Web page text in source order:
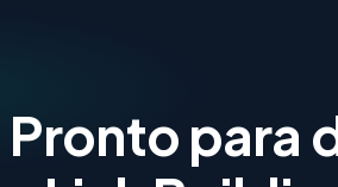
Pronto para